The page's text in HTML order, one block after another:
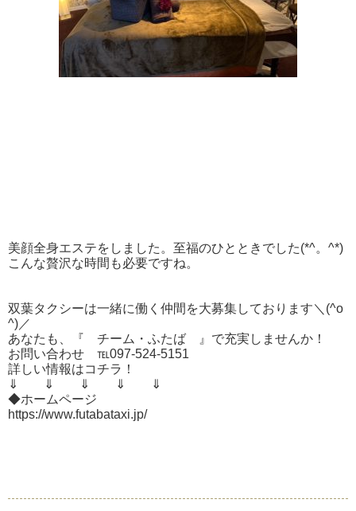
美顔全身エステをしました。至福のひとときでした(*^。^*)
こんな贅沢な時間も必要ですね。
双葉タクシーは一緒に働く仲間を大募集しております＼(^o
^)／
あなたも、『 チーム・ふたば 』で充実しませんか！
お問い合わせ ℡097-524-5151
詳しい情報はコチラ！
⇓ ⇓ ⇓ ⇓ ⇓
◆ホームページ
https://www.futabataxi.jp/